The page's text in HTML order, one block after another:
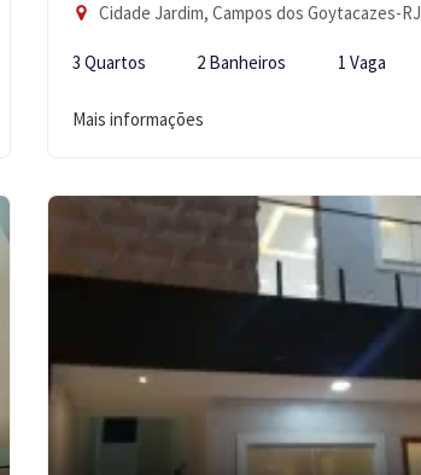
Cidade Jardim, Campos dos Goytacazes-RJ
3 Quartos 2 Banheiros 1 Vaga
Mais informações